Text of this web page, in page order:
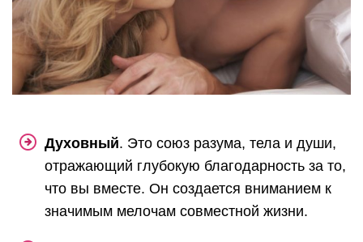
Духовный. Это союз разума, тела и души,
отражающий глубокую благодарность за то,
что вы вместе. Он создается вниманием к
значимым мелочам совместной жизни.